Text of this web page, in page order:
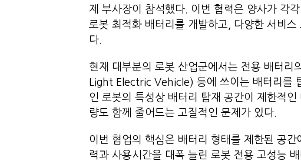
제 부사장이 참석했다. 이번 협력은 양사가 각
로봇 최적화 배터리를 개발하고, 다양한 서비
다.
현재 대부분의 로봇 산업군에서는 전용 배터리
Light Electric Vehicle) 등에 쓰이는 배터리를
인 로봇의 특성상 배터리 탑재 공간이 제한적
량도 함께 줄어드는 고질적인 문제가 있다.
이번 협업의 핵심은 배터리 형태를 제한된 공
력과 사용시간을 대폭 늘린 로봇 전용 고성능